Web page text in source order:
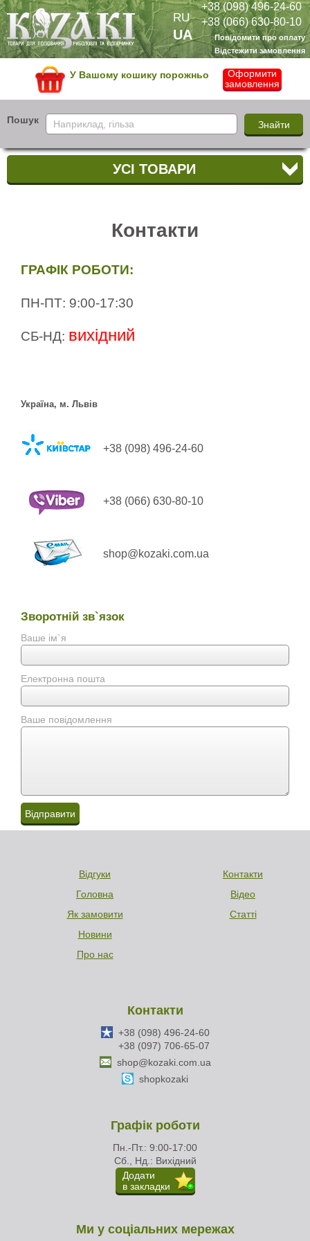
+38 (098) 496-24-60
+38 (066) 630-80-10
Повідомити про оплату
Відстежити замовлення
RU
UA
У Вашому кошику порожньо
Оформити
замовлення
Пошук
УСІ ТОВАРИ
Контакти
ГРАФІК РОБОТИ:
ПН-ПТ: 9:00-17:30
СБ-НД: вихідний
Україна, м. Львів
+38 (098) 496-24-60
+38 (066) 630-80-10
shop@kozaki.com.ua
Зворотній зв`язок
Ваше ім`я
Електронна пошта
Ваше повідомлення
Відгуки
Головна
Як замовити
Новини
Про нас
Контакти
Відео
Статті
Графік роботи
Пн.-Пт.: 9:00-17:00
Сб., Нд.: Вихідний
Додати
в закладки
Контакти
+38 (098) 496-24-60
+38 (097) 706-65-07
shop@kozaki.com.ua
shopkozaki
Ми у соціальних мережах